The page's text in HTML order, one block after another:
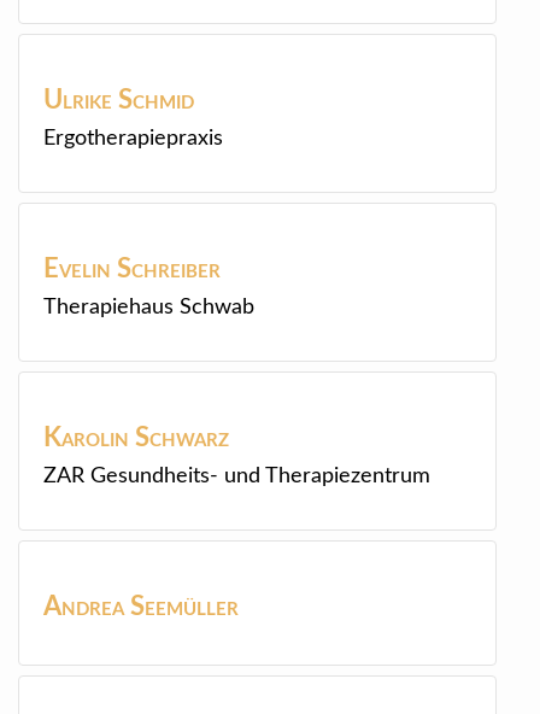
Ulrike Schmid
Ergotherapiepraxis
Evelin Schreiber
Therapiehaus Schwab
Karolin Schwarz
ZAR Gesundheits- und Therapiezentrum
Andrea Seemüller